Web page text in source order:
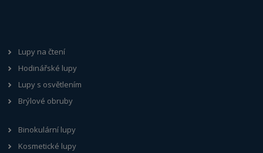
Lupy na čtení
Hodinářské lupy
Lupy s osvětlením
Brýlové obruby
Binokulární lupy
Kosmetické lupy